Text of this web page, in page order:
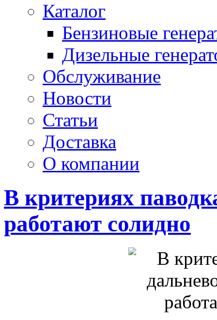
Каталог
Бензиновые
Дизельные
Обслуживание
Новости
Статьи
Доставка
О компании
В критериях
работают солидно